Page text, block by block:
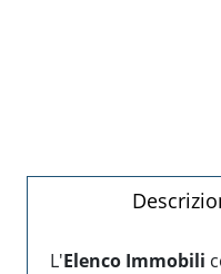
L'Elenco Immobili